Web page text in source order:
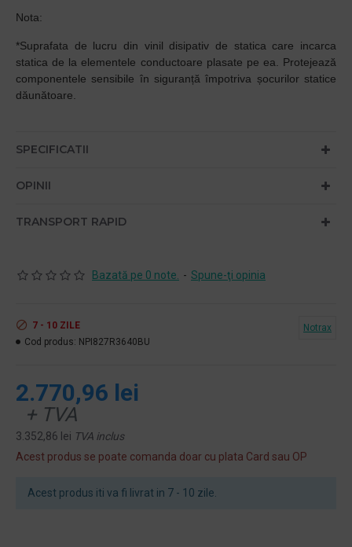
Nota:
*Suprafata de lucru din vinil disipativ de statica care incarca
statica de la elementele conductoare plasate pe ea. Protejează
componentele sensibile în siguranță împotriva șocurilor statice
dăunătoare.
SPECIFICATII
OPINII
TRANSPORT RAPID
Acest produs iti va fi livrat in 7 - 10 zile.
Bazată pe 0 note. - Spune-ţi opinia
2.770,96 lei
+ TVA
3.352,86 lei TVA inclus
Acest produs se poate comanda doar cu plata Card sau OP
7 - 10 ZILE
Cod produs: NPI827R3640BU
Notrax